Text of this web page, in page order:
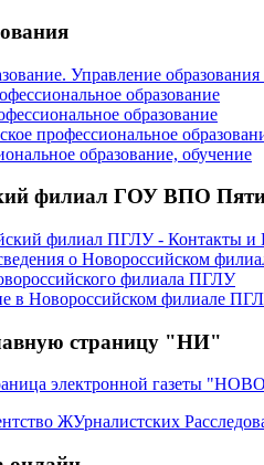
Управление
образование
образование
профессиональное
образование, обучение
филиал ГОУ ВПО
филиал ПГЛУ - Контакты и
о Новороссийском
филиала ПГЛУ
в Новороссийском филиале
страницу "НИ"
электронной газеты
ЖУрналистских